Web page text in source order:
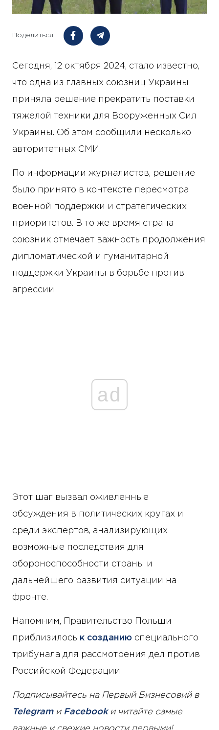
Поделиться:
Сегодня, 12 октября 2024, стало известно,
что одна из главных союзниц Украины
приняла решение прекратить поставки
тяжелой техники для Вооруженных Сил
Украины. Об этом сообщили несколько
авторитетных СМИ.
По информации журналистов, решение
было принято в контексте пересмотра
военной поддержки и стратегических
приоритетов. В то же время страна-
союзник отмечает важность продолжения
дипломатической и гуманитарной
поддержки Украины в борьбе против
агрессии.
ad
Этот шаг вызвал оживленные
обсуждения в политических кругах и
среди экспертов, анализирующих
возможные последствия для
обороноспособности страны и
дальнейшего развития ситуации на
фронте.
Напомним, Правительство Польши
приблизилось к созданию специального
трибунала для рассмотрения дел против
Российской Федерации.
Подписывайтесь на Первый Бизнесовий в
Telegramи Facebookи читайте самые
важные и свежие новости первыми!